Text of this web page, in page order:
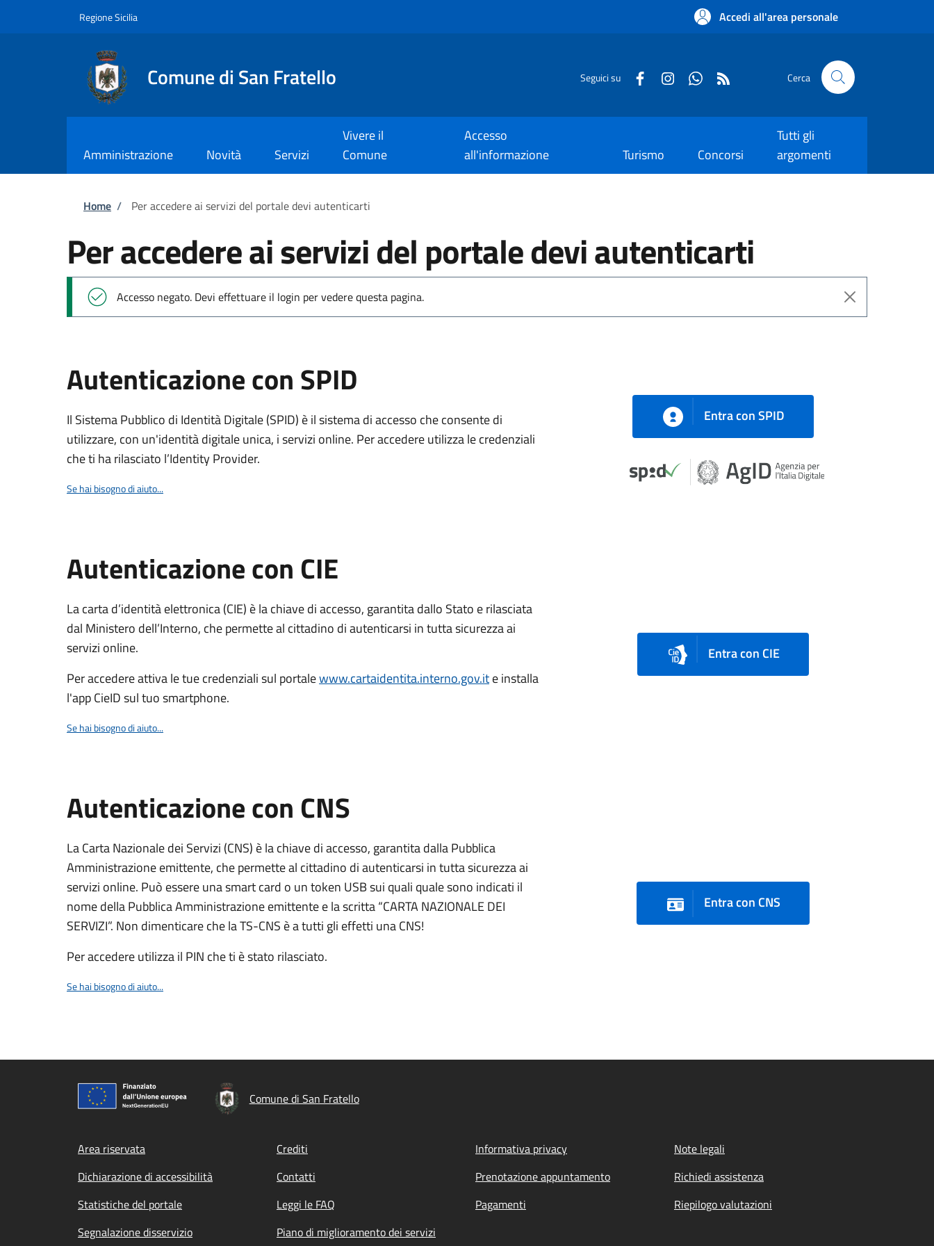
Regione Sicilia Accedi all'area personale
Comune di San Fratello Seguici su Cerca
Amministrazione Novità Servizi
Vivere il
Comune
Accesso
all'informazione
Turismo Concorsi
Tutti gli
argomenti
Briciole di pane
Home / Per accedere ai servizi del portale devi autenticarti
Per accedere ai servizi del portale devi autenticarti
Messaggio di stato
Accesso negato. Devi effettuare il login per vedere questa pagina.
Autenticazione con SPID
Il Sistema Pubblico di Identità Digitale (SPID) è il sistema di accesso che consente di
utilizzare, con un'identità digitale unica, i servizi online. Per accedere utilizza le credenziali
che ti ha rilasciato l’Identity Provider.
Se hai bisogno di aiuto...
Entra con SPID
Autenticazione con CIE
La carta d’identità elettronica (CIE) è la chiave di accesso, garantita dallo Stato e rilasciata
dal Ministero dell’Interno, che permette al cittadino di autenticarsi in tutta sicurezza ai
servizi online.
Per accedere attiva le tue credenziali sul portalewww.cartaidentita.interno.gov.ite installa
l'app CieID sul tuo smartphone.
Se hai bisogno di aiuto...
Entra con CIE
Autenticazione con CNS
La Carta Nazionale dei Servizi (CNS) è la chiave di accesso, garantita dalla Pubblica
Amministrazione emittente, che permette al cittadino di autenticarsi in tutta sicurezza ai
servizi online. Può essere una smart card o un token USB sui quali quale sono indicati il
nome della Pubblica Amministrazione emittente e la scritta “CARTA NAZIONALE DEI
SERVIZI”. Non dimenticare che la TS-CNS è a tutti gli effetti una CNS!
Per accedere utilizza il PIN che ti è stato rilasciato.
Se hai bisogno di aiuto...
Entra con CNS
Comune di San Fratello
Footer menu
Area riservata Crediti Informativa privacy
Note legali
Dichiarazione di accessibilità
Contatti Prenotazione appuntamento
Richiedi assistenza
Statistiche del portale
Leggi le FAQ Pagamenti
Riepilogo valutazioni
Segnalazione disservizio
Piano di miglioramento dei servizi